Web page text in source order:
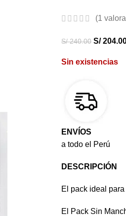
(1
S/240.00 S/
Sin existencias
ENVÍOS
a todo el Perú
DESCRIPCIÓN
El pack ideal
El Pack Sin